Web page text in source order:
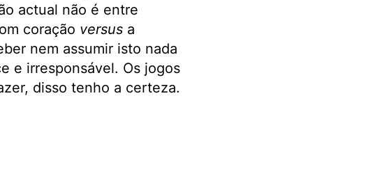
actual não é entre
coração versusa
nem assumir isto nada
e irresponsável. Os jogos
disso tenho a certeza.